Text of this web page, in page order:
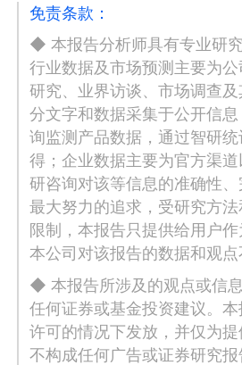
免责条款：
◆ 本报告分析师具有专业研
行业数据及市场预测主要为
研究、业界访谈、市场调查
分文字和数据采集于公开信
询监测产品数据，通过智研
得；企业数据主要为官方渠
研咨询对该等信息的准确性
最大努力的追求，受研究方
限制，本报告只提供给用户作
本公司对该报告的数据和观点
◆ 本报告所涉及的观点或信
任何证券或基金投资建议。
许可的情况下发放，并仅为
不构成任何广告或证券研究